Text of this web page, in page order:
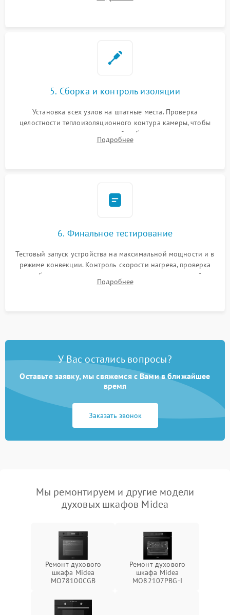
выгоревших реле, восстановление контактов и замена
5. Сборка и контроль изоляции
Установка всех узлов на штатные места. Проверка
целостности теплоизоляционного контура камеры, чтобы
исключить перегрев кухонной мебели и потерю тепла.
Надежная фиксация клемм и сборка корпуса шкафа.
Подробнее
6. Финальное тестирование
Тестовый запуск устройства на максимальной мощности и в
режиме конвекции. Контроль скорости нагрева, проверка
срабатывания термостата при достижении заданной
температуры и тест на отсутствие утечек тока.
Подробнее
У Вас остались вопросы?
Оставьте заявку, мы свяжемся с Вами в ближайшее
время
Заказать звонок
Мы ремонтируем и другие модели
духовых шкафов Midea
Ремонт духового
шкафа Midea
MO78100CGB
Ремонт духового
шкафа Midea
MO82107PBG-I